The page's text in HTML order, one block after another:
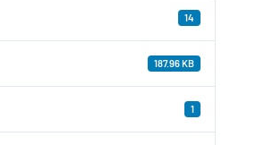
14
187.96 KB
1